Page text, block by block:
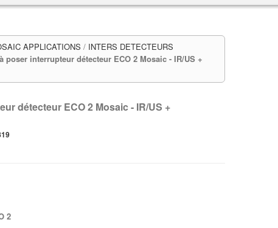
APPLICATIONS / INTERS DETECTEURS
poser interrupteur détecteur ECO 2 Mosaic - IR/US +
détecteur ECO 2 Mosaic - IR/US +
2